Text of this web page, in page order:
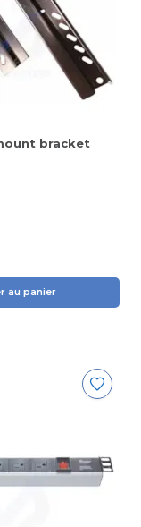
bracket
au panier